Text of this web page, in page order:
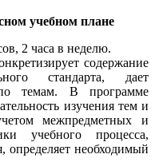
учебном плане
2 часа в неделю.
содержание
стандарта, дает
темам. В программе
изучения тем и
межпредметных и
учебного процесса,
определяет необходимый